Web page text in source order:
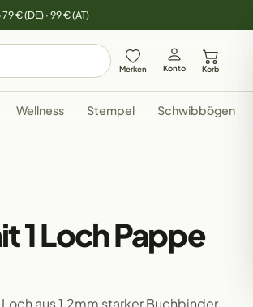
€ (DE) · 99 € (AT)
Merken Konto Korb
Wellness Stempel Schwibbögen
1 Loch Pappe
aus 1,2mm starker Buchbinder